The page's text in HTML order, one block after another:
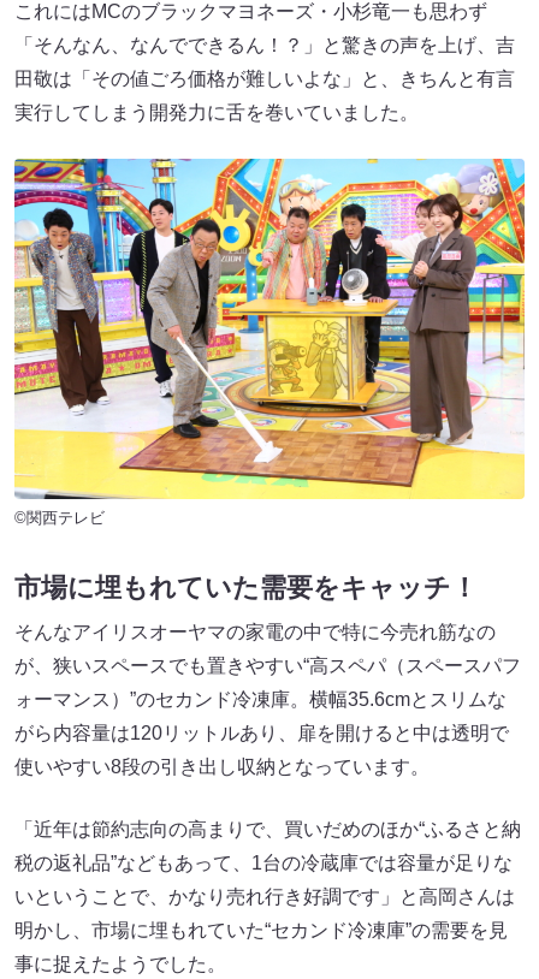
これにはMCのブラックマヨネーズ・小杉竜一も思わず
「そんなん、なんでできるん！？」と驚きの声を上げ、吉
田敬は「その値ごろ価格が難しいよな」と、きちんと有言
実行してしまう開発力に舌を巻いていました。
©関西テレビ
市場に埋もれていた需要をキャッチ！
そんなアイリスオーヤマの家電の中で特に今売れ筋なの
が、狭いスペースでも置きやすい“高スペパ（スペースパフ
ォーマンス）”のセカンド冷凍庫。横幅35.6cmとスリムな
がら内容量は120リットルあり、扉を開けると中は透明で
使いやすい8段の引き出し収納となっています。
「近年は節約志向の高まりで、買いだめのほか“ふるさと納
税の返礼品”などもあって、1台の冷蔵庫では容量が足りな
いということで、かなり売れ行き好調です」と高岡さんは
明かし、市場に埋もれていた“セカンド冷凍庫”の需要を見
事に捉えたようでした。